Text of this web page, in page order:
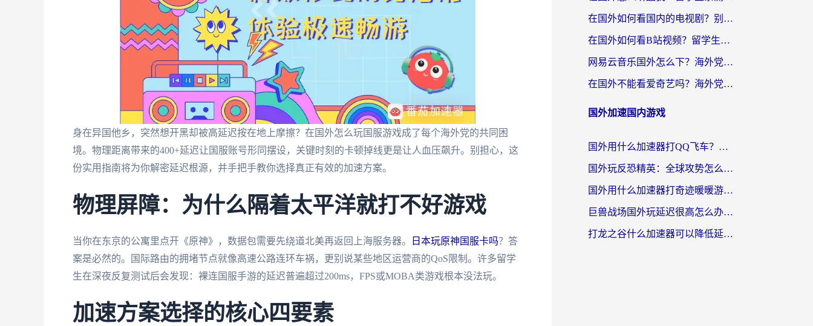
身在异国他乡，突然想开黑却被高延迟按在地上摩擦？在国外怎么玩国服游戏成了每个海外党的共同困
境。物理距离带来的400+延迟让国服账号形同摆设，关键时刻的卡顿掉线更是让人血压飙升。别担心，这
份实用指南将为你解密延迟根源，并手把手教你选择真正有效的加速方案。
物理屏障：为什么隔着太平洋就打不好游戏
当你在东京的公寓里点开《原神》，数据包需要先绕道北美再返回上海服务器。 日本玩原神国服卡吗？答
案是必然的。国际路由的拥堵节点就像高速公路连环车祸，更别说某些地区运营商的QoS限制。许多留学
生在深夜反复测试后会发现：裸连国服手游的延迟普遍超过200ms，FPS或MOBA类游戏根本没法玩。
加速方案选择的核心四要素
在国外如何看国内的电视剧？别让地域限制成为追剧路上的绊脚石
在国外如何看B站视频？留学生亲测有效的回国加速器选择指南
网易云音乐国外怎么下？海外党亲测有效的回国加速器指南
在国外不能看爱奇艺吗？海外党追剧必看的回国加速器选择指南
国外加速国内游戏
国外用什么加速器打QQ飞车？海外党亲测有效的国服游戏加速指南
国外玩反恐精英：全球攻势怎么不卡？老玩家亲测的加速器选择指南
国外用什么加速器打奇迹暖暖游戏？海外党国服手游畅玩全攻略（附3款热门游戏实测）
巨兽战场国外玩延迟很高怎么办？海外党亲测的国服游戏加速解决方案
打龙之谷什么加速器可以降低延迟？海外玩家亲测有效的国服加速指南